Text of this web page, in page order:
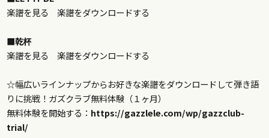
楽譜を見る
楽譜をダウンロードする
■乾杯
楽譜を見る
楽譜をダウンロードする
☆幅広いラインナップからお好きな楽譜をダウンロードして弾き語
りに挑戦！ガズクラブ無料体験（１ヶ月）
無料体験を開始する： https://gazzlele.com/wp/gazzclub-
trial/